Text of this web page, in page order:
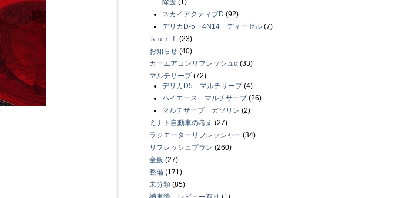
除去 (1)
スカイアクティブD (92)
デリカD-5 4N14 ディーゼル (7)
ｓｕｒｆ (23)
お知らせ (40)
カーエアコンリフレッシュα (33)
マルチサーブ (72)
デリカD5 マルチサーブ (4)
ハイエース マルチサーブ (26)
マルチサーブ ガソリン (2)
ミナト自動車の考え (27)
ラジエーターリフレッシャー (34)
リフレッシュプラン (260)
全般 (27)
整備 (171)
未分類 (85)